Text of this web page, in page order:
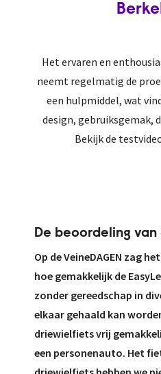
Het ervaren en
neemt regelmatig de
een hulpmiddel, wat
design, gebruiksgemak,
Bekijk de
De beoordeling van
Op de VeineDAGEN zag
hoe gemakkelijk de
zonder gereedschap in
elkaar gehaald kan
driewielfiets vrij
een personenauto. Het